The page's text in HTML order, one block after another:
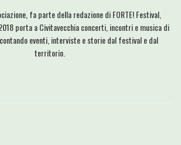
fa parte della redazione di FORTE! Festival,
porta a Civitavecchia concerti, incontri e musica di
eventi, interviste e storie dal festival e dal
territorio.